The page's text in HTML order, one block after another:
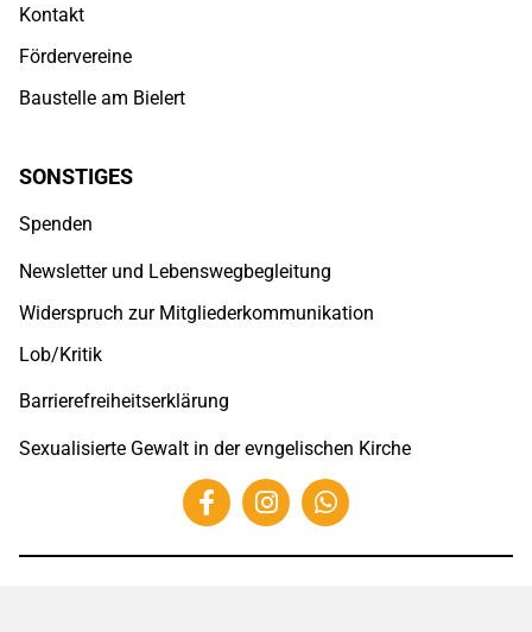
Kontakt
Fördervereine
Baustelle am Bielert
SONSTIGES
Spenden
Newsletter und Lebenswegbegleitung
Widerspruch zur Mitgliederkommunikation
Lob/Kritik
Barrierefreiheitserklärung
Sexualisierte Gewalt in der evngelischen Kirche